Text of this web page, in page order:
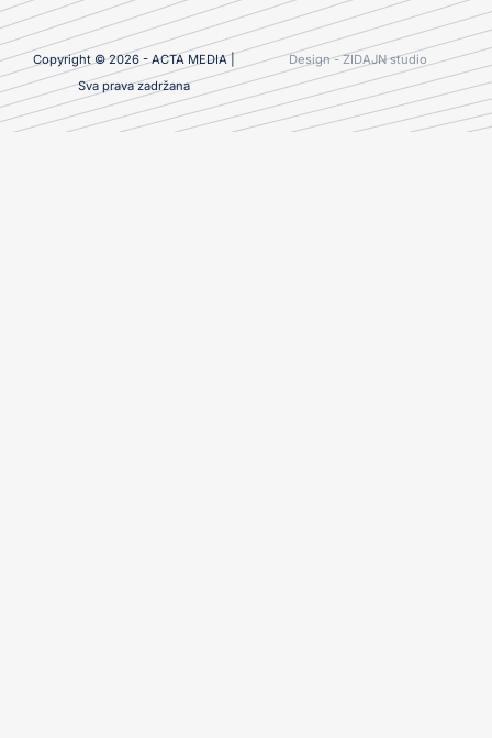
Design - ZIDAJN studio
Copyright © 2026 - ACTA MEDIA |
Sva prava zadržana